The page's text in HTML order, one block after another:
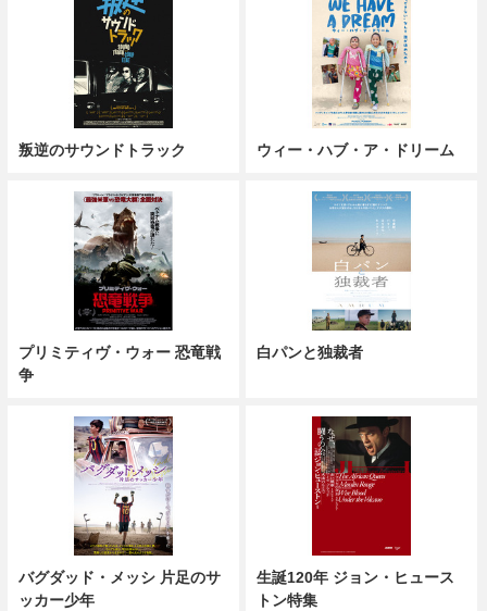
叛逆のサウンドトラック ウィー・ハブ・ア・ドリーム
プリミティヴ・ウォー 恐竜戦
争
白パンと独裁者
バグダッド・メッシ 片足のサ
ッカー少年
生誕120年 ジョン・ヒュース
トン特集